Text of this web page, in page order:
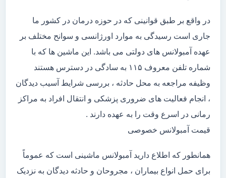
در واقع بر طبق قوانینی که در حوزه درمان در کشور ما
جاری است رسیدگی به موارد اورژانسی و سوانح مختلف بر
عهده آمبولانس های دولتی می باشد. این ماشین ها که با
شماره تلفن معروف ۱۱۵ به سادگی در دسترس هستند
وظیفه مراجعه به محل حادثه ، بررسی شرایط آسیب دیدگان
، انجام فعالیت های ضروری پزشکی و انتقال افراد به مراکز
رمانی در اسرع وقت را به عهده دارند .
قیمت آمبولانس خصوصی
همانطور که اطلاع دارید آمبولانس ماشینی است که عموماً
برای حمل انواع بیماران ، مجروحان و حادثه دیدگان به نزدیک